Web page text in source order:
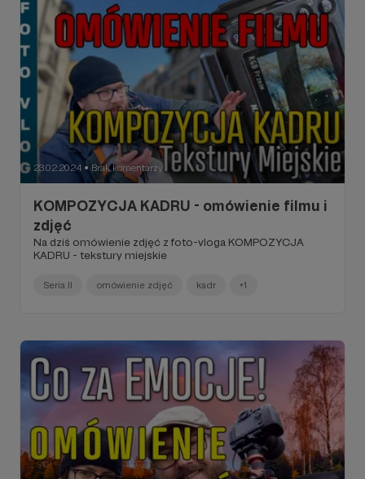
23.02.2024 ● Brak komentarzy
KOMPOZYCJA KADRU - omówienie filmu i
zdjęć
Na dziś omówienie zdjęć z foto-vloga KOMPOZYCJA
KADRU - tekstury miejskie
Seria II omówienie zdjęć kadr +1